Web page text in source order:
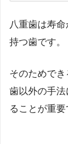
八重歯は寿
持つ歯です。
そのためで
歯以外の手
ることが重要